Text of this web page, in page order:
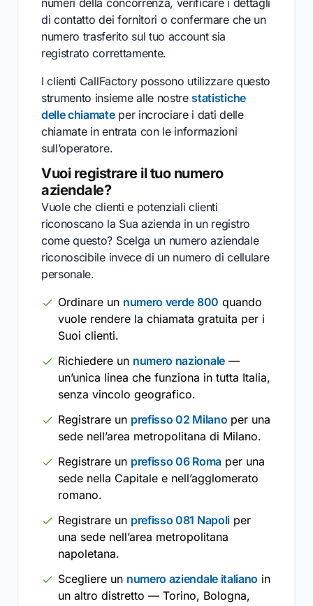
numeri della concorrenza, verificare i dettagli
di contatto dei fornitori o confermare che un
numero trasferito sul tuo account sia
registrato correttamente.
I clienti CallFactory possono utilizzare questo
strumento insieme alle nostre statistiche
delle chiamateper incrociare i dati delle
chiamate in entrata con le informazioni
sull’operatore.
Vuoi registrare il tuo numero
aziendale?
Vuole che clienti e potenziali clienti
riconoscano la Sua azienda in un registro
come questo? Scelga un numero aziendale
riconoscibile invece di un numero di cellulare
personale.
Ordinare un numero verde 800 quando
vuole rendere la chiamata gratuita per i
Suoi clienti.
Richiedere un numero nazionale—
un’unica linea che funziona in tutta Italia,
senza vincolo geografico.
Registrare un prefisso 02 Milano per una
sede nell’area metropolitana di Milano.
Registrare un prefisso 06 Romaper una
sede nella Capitale e nell’agglomerato
romano.
Registrare un prefisso 081 Napoliper
una sede nell’area metropolitana
napoletana.
Scegliere un numero aziendale italiano in
un altro distretto — Torino, Bologna,